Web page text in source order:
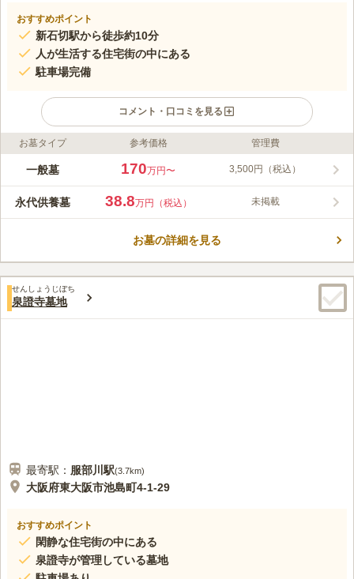
おすすめポイント
新石切駅から徒歩約10分
人が生活する住宅街の中にある
駐車場完備
コメント・口コミを見る
ライフドット編集部のコメント
額田之霊園は、大阪府東大阪市の住宅街にある霊園です。額田墓
内で、近くのバス停からも徒歩数分の立地です。30台以上停めら
れる駐車場も備えられており、どのような交通手段でもアクセス
あり、故人も寂しくなりません。
この霊園はまだ誰からも評価されていません。
お墓タイプ 参考価格 管理費
一般墓 170万円〜 3,500円（税込）
永代供養墓 38.8万円（税込） 未掲載
お墓の詳細を見る
せんしょうじぼち
泉證寺墓地
最寄駅： 服部川 駅(3.7km)
大阪府東大阪市池島町4-1-29
おすすめポイント
閑静な住宅街の中にある
泉證寺が管理している墓地